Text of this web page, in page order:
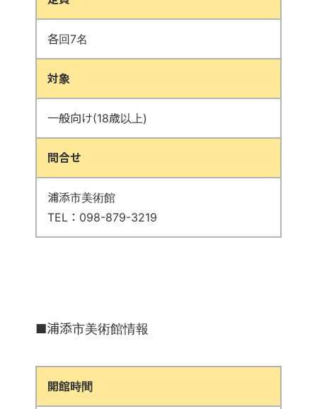
各回7名
対象
一般向け(18歳以上)
問合せ
浦添市美術館
TEL：098-879-3219
■浦添市美術館情報
開館時間